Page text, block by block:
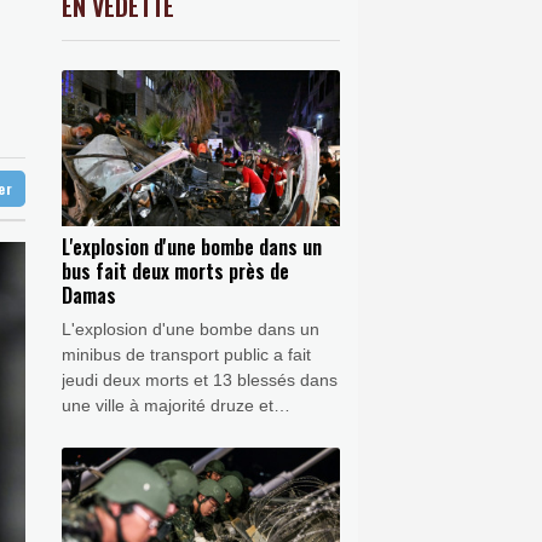
Reusser reste maillot jaune
-0.41%
0.46% 4322.09 €
L'explosion d'une bombe dans un
bus fait deux morts près de
Damas
L'explosion d'une bombe dans un
minibus de transport public a fait
jeudi deux morts et 13 blessés dans
une ville à majorité druze et
rapporté l'agence de presse
officielle syrienne, citant le ministère
de la Santé.